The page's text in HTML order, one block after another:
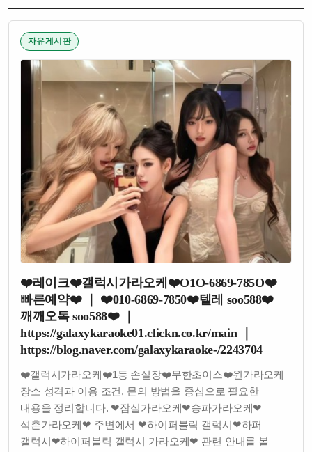
자유게시판
❤️레이크❤️갤럭시가라오케❤️O1O-6869-785O❤️
빠른예약❤️ ｜ ❤️010-6869-7850❤️텔레 soo588❤️
깨깨오톡 soo588❤️ ｜
https://galaxykaraoke01.clickn.co.kr/main ｜
https://blog.naver.com/galaxykaraoke-/2243704
❤️갤럭시가라오케❤️1등 손실장❤️무한초이스❤️윈가라오케
장소 성격과 이용 조건, 문의 방법을 중심으로 필요한
내용을 정리합니다. ❤잠실가라오케❤송파가라오케❤
석촌가라오케❤ 주변에서 ❤하이퍼블릭 갤럭시❤하퍼
갤럭시❤하이퍼블릭 갤럭시 가라오케❤ 관련 안내를 볼